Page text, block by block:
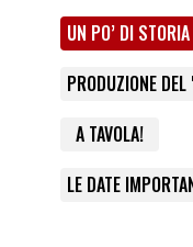
UN PO’ DI STORIA
PRODUZIONE
A TAVOLA!
LE DATE